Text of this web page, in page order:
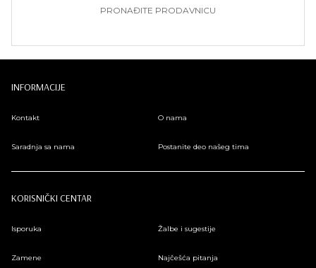
PRONAĐITE PRODAVNICU
INFORMACIJE
Kontakt O nama
Saradnja sa nama Postanite deo našeg tima
KORISNIČKI CENTAR
Isporuka Žalbe i sugestije
Zamene Najčešća pitanja